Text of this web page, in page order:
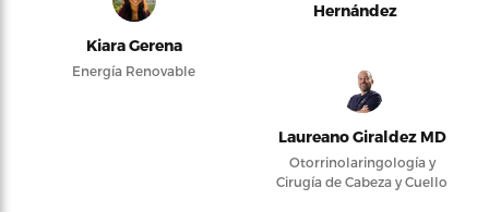
Kiara Gerena
Energía Renovable
Hernández
Laureano Giraldez MD
Otorrinolaringología y
Cirugía de Cabeza y Cuello